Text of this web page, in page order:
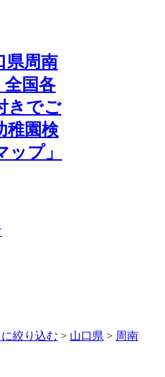
県周南
全国各
きでご
稚園検
プ」
絞り込む > 山口県 > 周南